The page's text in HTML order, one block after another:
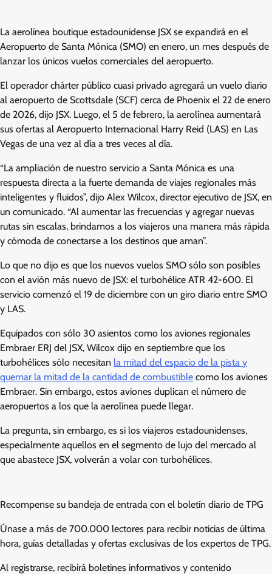
La aerolínea boutique estadounidense JSX se expandirá en el
Aeropuerto de Santa Mónica (SMO) en enero, un mes después de
lanzar los únicos vuelos comerciales del aeropuerto.
El operador chárter público cuasi privado agregará un vuelo diario
al aeropuerto de Scottsdale (SCF) cerca de Phoenix el 22 de enero
de 2026, dijo JSX. Luego, el 5 de febrero, la aerolínea aumentará
sus ofertas al Aeropuerto Internacional Harry Reid (LAS) en Las
Vegas de una vez al día a tres veces al día.
“La ampliación de nuestro servicio a Santa Mónica es una
respuesta directa a la fuerte demanda de viajes regionales más
inteligentes y fluidos”, dijo Alex Wilcox, director ejecutivo de JSX, en
un comunicado. “Al aumentar las frecuencias y agregar nuevas
rutas sin escalas, brindamos a los viajeros una manera más rápida
y cómoda de conectarse a los destinos que aman”.
Lo que no dijo es que los nuevos vuelos SMO sólo son posibles
con el avión más nuevo de JSX: el turbohélice ATR 42-600. El
servicio comenzó el 19 de diciembre con un giro diario entre SMO
y LAS.
Equipados con sólo 30 asientos como los aviones regionales
Embraer ERJ del JSX, Wilcox dijo en septiembre que los
turbohélices sólo necesitan la mitad del espacio de la pista y
quemar la mitad de la cantidad de combustible como los aviones
Embraer. Sin embargo, estos aviones duplican el número de
aeropuertos a los que la aerolínea puede llegar.
La pregunta, sin embargo, es si los viajeros estadounidenses,
especialmente aquellos en el segmento de lujo del mercado al
que abastece JSX, volverán a volar con turbohélices.
Recompense su bandeja de entrada con el boletín diario de TPG
Únase a más de 700.000 lectores para recibir noticias de última
hora, guías detalladas y ofertas exclusivas de los expertos de TPG.
Al registrarse, recibirá boletines informativos y contenido